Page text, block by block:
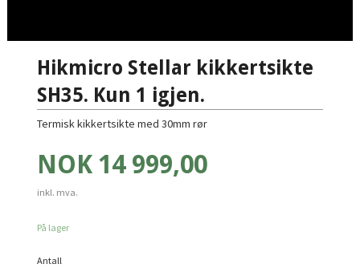
Hikmicro Stellar kikkertsikte
SH35. Kun 1 igjen.
Termisk kikkertsikte med 30mm rør
Pris
NOK 14 999,00
inkl. mva.
På lager
Antall